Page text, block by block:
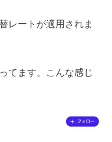
レートが適用されま
てます。こんな感じ